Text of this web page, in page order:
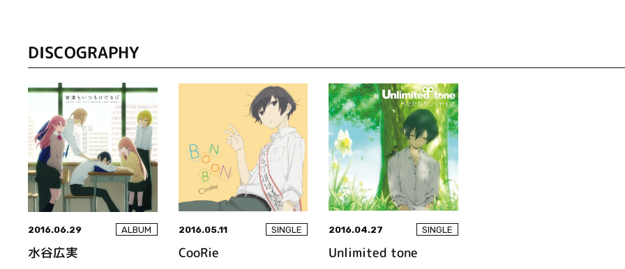
DISCOGRAPHY
2016.06.29 ALBUM
水谷広実
2016.05.11 SINGLE
CooRie
2016.04.27 SINGLE
Unlimited tone